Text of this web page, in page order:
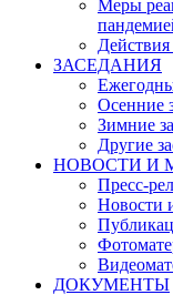
Меры
ЗАСЕДАНИЯ
Осенние
Зимние
Другие
НОВОСТИ И
Пресс-
Новости
ДОКУМЕНТЫ